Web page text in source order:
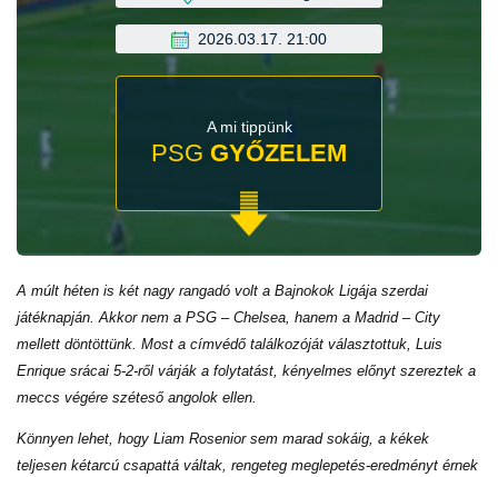
2026.03.17. 21:00
A mi tippünk
PSG GYŐZELEM
A múlt héten is két nagy rangadó volt a Bajnokok Ligája szerdai
játéknapján. Akkor nem a PSG – Chelsea, hanem a Madrid – City
mellett döntöttünk. Most a címvédő találkozóját választottuk, Luis
Enrique srácai 5-2-ről várják a folytatást, kényelmes előnyt szereztek a
meccs végére széteső angolok ellen.
Könnyen lehet, hogy Liam Rosenior sem marad sokáig, a kékek
teljesen kétarcú csapattá váltak, rengeteg meglepetés-eredményt érnek